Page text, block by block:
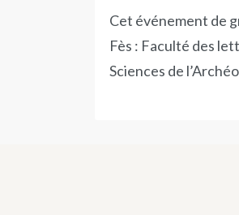
Cet événement de
Fès : Faculté des
Sciences de